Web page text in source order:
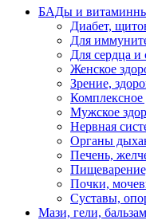
БАДы и
Диабет,
Для
Для сердца и
Женское
Зрение,
Комплексное
Мужское
Нервная
Органы
Печень,
Почки,
Суставы,
Мази, гели,